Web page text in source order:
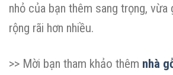
nhỏ của bạn thêm sang trọng, vừa
rộng rãi hơn nhiều.
>> Mời bạn tham khảo thêm nhà